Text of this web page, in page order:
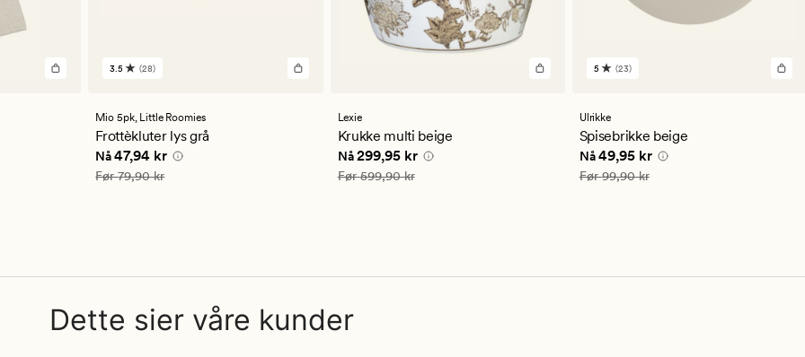
28
en
gjennomsnittlig
vurdering
på
3.5
3.5 (28)
Mio 5pk, Little Roomies
Frottèkluter lys grå
Nåværende pris
Nå 47,94 kr
Vanlig pris 79,90 kr
Før79,90 kr
Lexie
Krukke multi beige
Nåværende pris
Nå 299,95 kr
Vanlig pris 599,90 kr
Før599,90 kr
23
en
gjennomsnittlig
vurdering
på
5
5 (23)
Ulrikke
Spisebrikke beige
Nåværende pris
Nå 49,95 kr
Vanlig pris 99,90 kr
Før99,90 kr
Dette sier våre kunder